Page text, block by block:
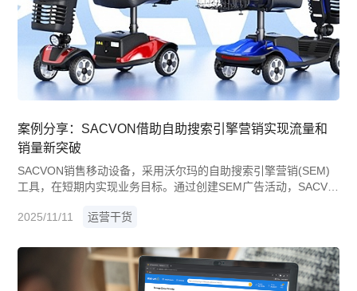
案例分享：SACVON借助自助搜索引擎营销实现流量和
销量新突破
SACVON销售移动设备，采用沃尔玛的自助搜索引擎营销(SEM)
工具，在短期内实现业务目标。通过创建SEM广告活动，SACVO
下文将详细介绍SEM如何助力SACVON实现亮眼的点击次数和转
2025/11/11 运营干货